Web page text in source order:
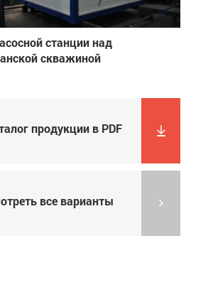
станции над
скважиной
продукции в PDF
все варианты